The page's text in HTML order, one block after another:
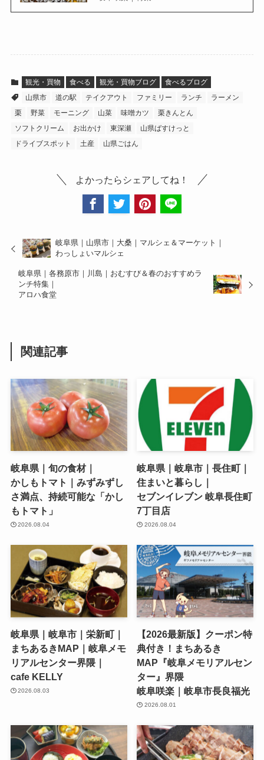
観光・買物 食べる 観光・買物ブログ
食べるブログ
山県市
道の駅 テイクアウト ファミリー ランチ
ラーメン
栗
野菜 モーニング 山菜 味噌カツ
栗きんとん
ソフトクリーム
お出かけ 東深瀬
山県ばすけっと
ドライブスポット
土産 山県ごはん
よかったらシェアしてね！
岐阜県｜山県市｜大桑｜マルシェ＆マーケット｜
わっしょいマルシェ
岐阜県｜各務原市｜川島｜おむすび＆春のおすすめラ
ンチ特集｜
アロハ食堂
関連記事
岐阜県｜旬の食材｜
かしもトマト｜みずみずし
さ満点、持続可能な「かし
もトマト」
2026.08.04
岐阜県｜岐阜市｜長住町｜
住まいと暮らし｜
セブンイレブン 岐阜長住町
7丁目店
2026.08.04
岐阜県｜岐阜市｜栄新町｜
まちあるきMAP｜岐阜メモ
リアルセンター界隈｜
cafe KELLY
2026.08.03
【2026最新版】クーポン特
典付き！まちあるき
MAP『岐阜メモリアルセン
ター』界隈
岐阜咲楽｜岐阜市長良福光
2026.08.01